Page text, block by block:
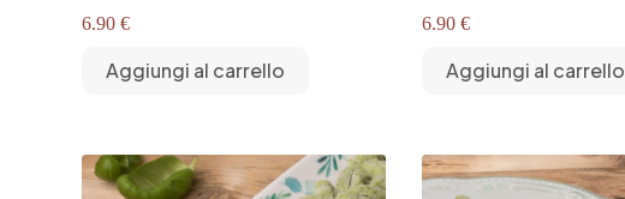
6.90 €
Aggiungi al carrello
6.90 €
Aggiungi al carrello